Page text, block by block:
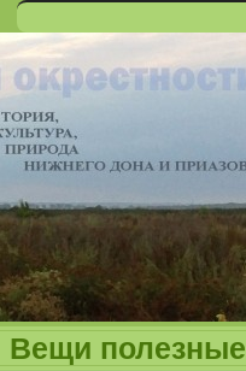
Форма
поиска
Поиск
Вещи полезные